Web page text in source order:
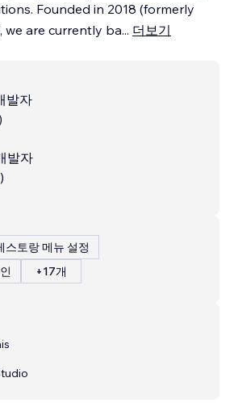
Founded in 2018 (formerly
we are currently ba... 더보기
발자
발자
)
스토랑 메뉴 설정
+17개